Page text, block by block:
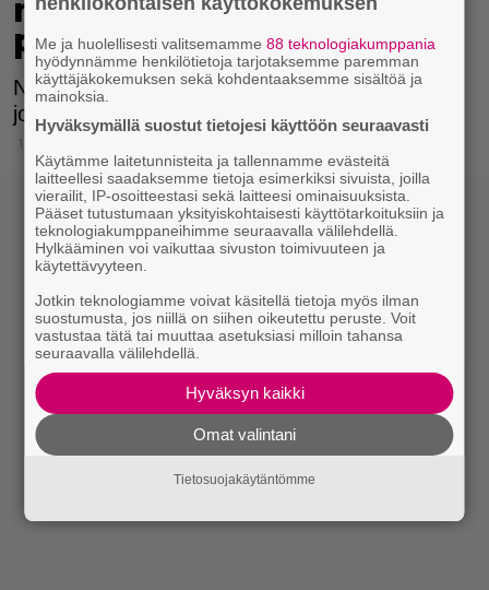
muutamien sanojen
perusteella
Nyt voit testata, kuinka hyvin tunnet klassisten
joululaulujen sanat.
15.12.2024 14:15
Me ja huolellisesti valitsemamme88 teknologiakumppania
hyödynnämme henkilötietoja tarjotaksemme paremman
käyttäjäkokemuksen sekä kohdentaaksemme sisältöä ja
mainoksia.
Hyväksymällä suostut tietojesi käyttöön seuraavasti
Käytämme laitetunnisteita ja tallennamme evästeitä
laitteellesi saadaksemme tietoja esimerkiksi sivuista, joilla
vierailit, IP-osoitteestasi sekä laitteesi ominaisuuksista.
Pääset tutustumaan yksityiskohtaisesti käyttötarkoituksiin ja
teknologiakumppaneihimme seuraavalla välilehdellä.
Hylkääminen voi vaikuttaa sivuston toimivuuteen ja
käytettävyyteen.
Jotkin teknologiamme voivat käsitellä tietoja myös ilman
suostumusta, jos niillä on siihen oikeutettu peruste. Voit
vastustaa tätä tai muuttaa asetuksiasi milloin tahansa
seuraavalla välilehdellä.
Hyväksyn kaikki
Omat valintani
Tietosuojakäytäntömme